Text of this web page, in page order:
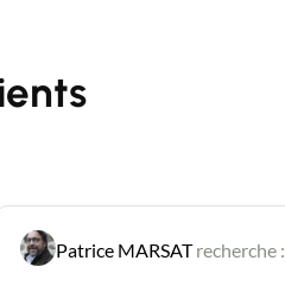
Patrice MARSATrecherche :